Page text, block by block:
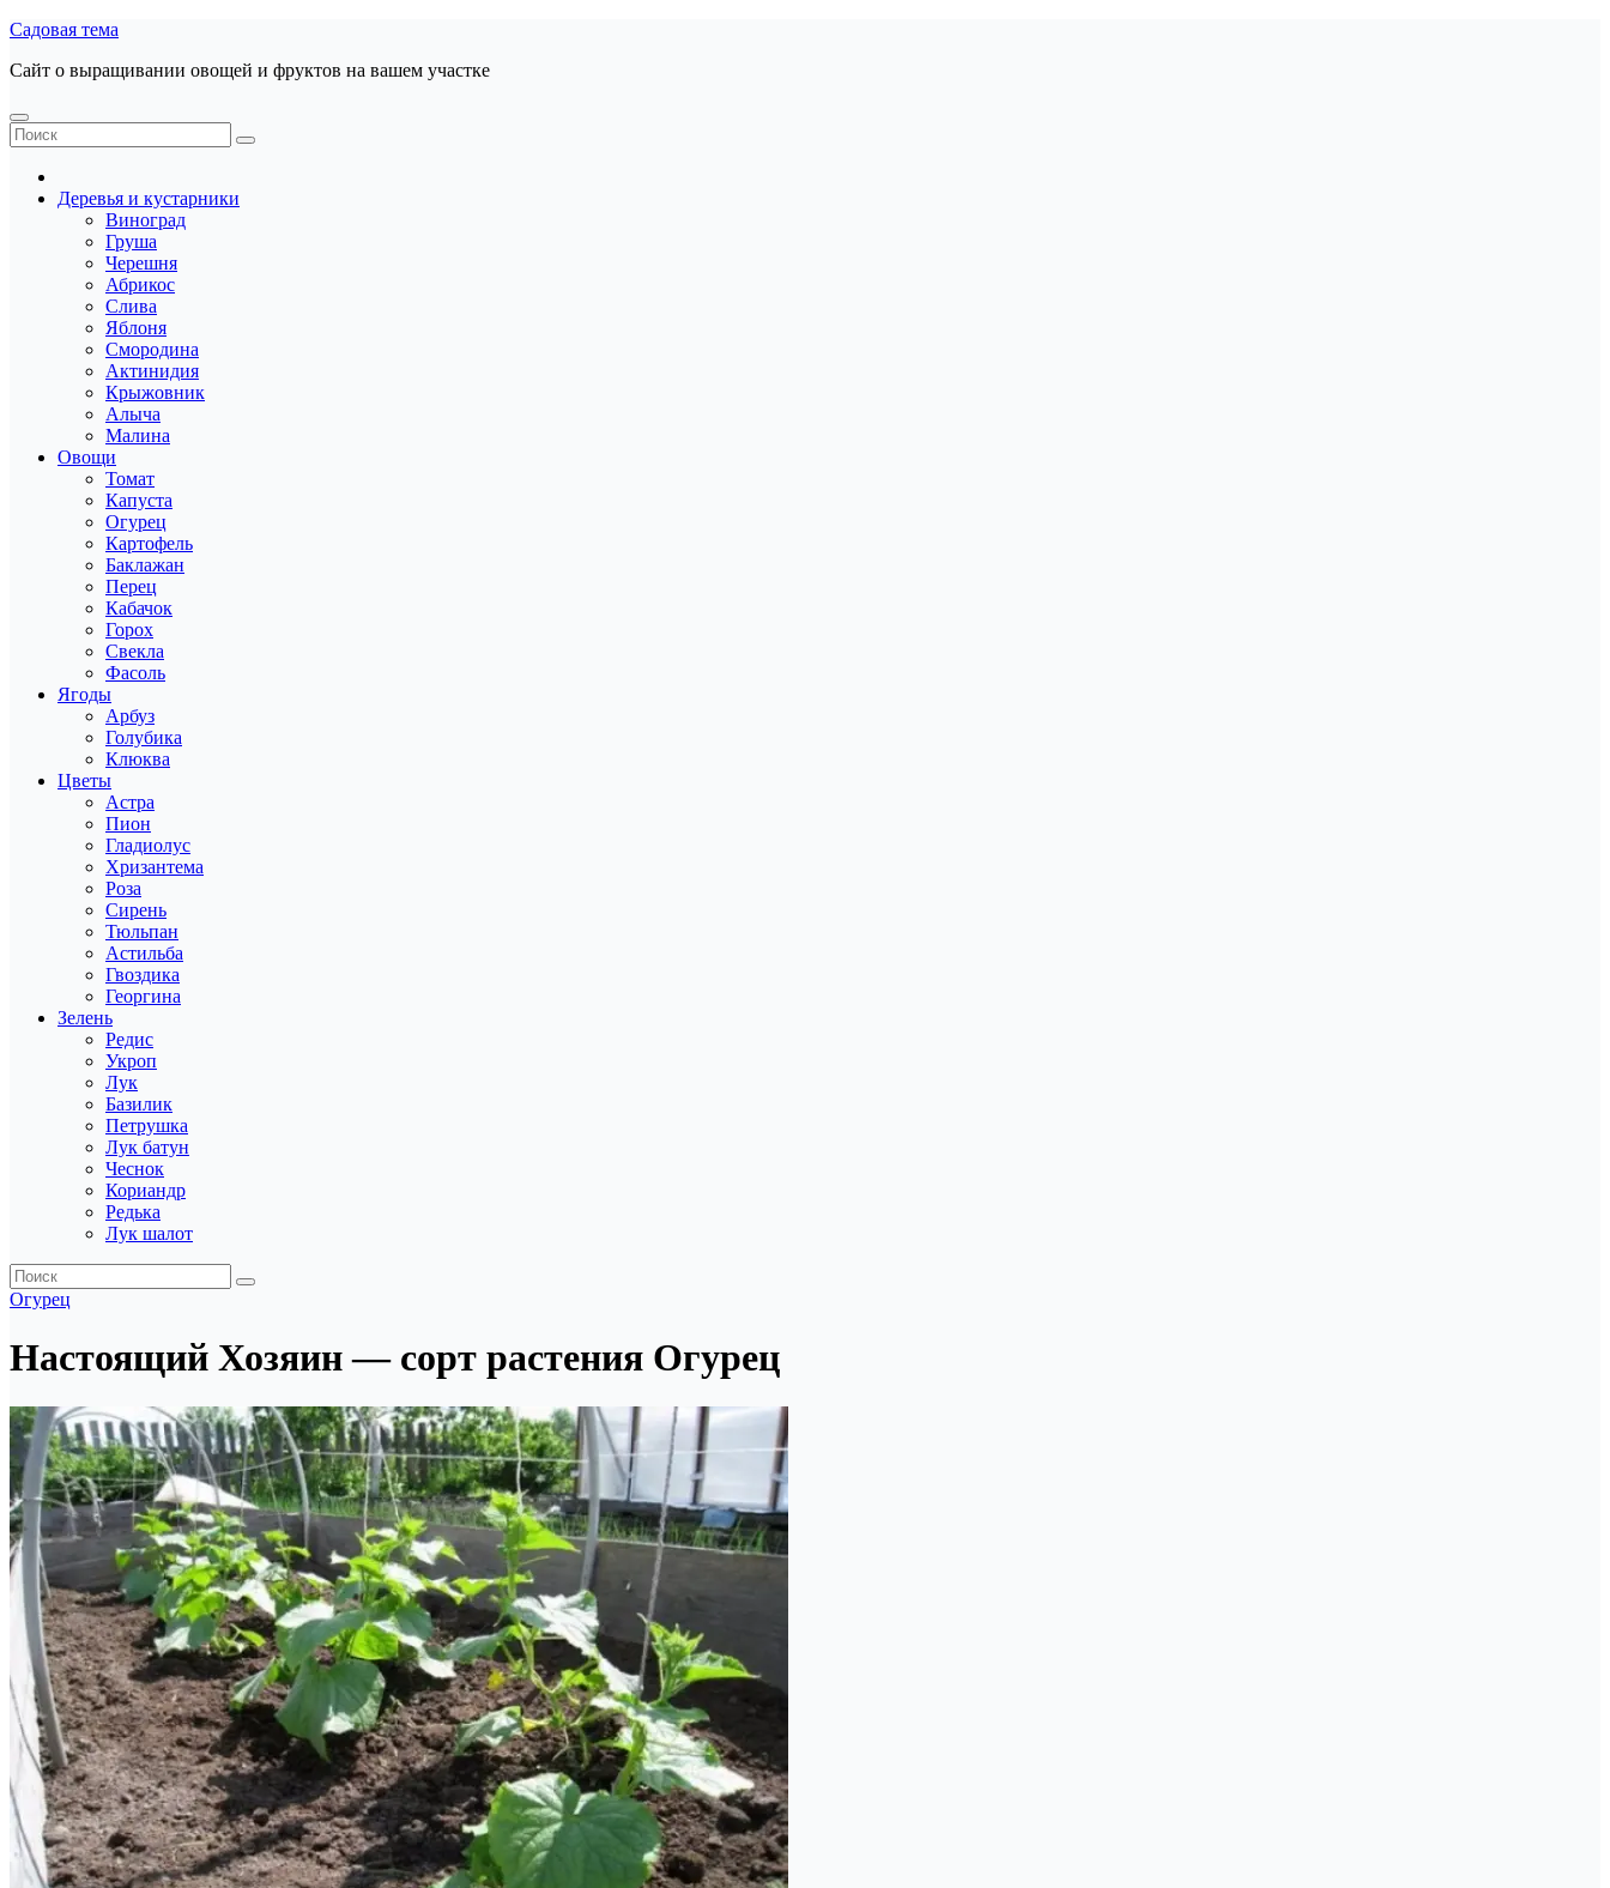
Перейти
содержанию
Садовая тема
Сайт о выращивании овощей и фруктов на вашем участке
Деревья и кустарники
Виноград
Груша
Черешня
Абрикос
Слива
Яблоня
Смородина
Актинидия
Крыжовник
Алыча
Малина
Овощи
Томат
Капуста
Огурец
Картофель
Баклажан
Перец
Кабачок
Горох
Свекла
Фасоль
Ягоды
Арбуз
Голубика
Клюква
Цветы
Астра
Пион
Гладиолус
Хризантема
Роза
Сирень
Тюльпан
Астильба
Гвоздика
Георгина
Зелень
Редис
Укроп
Лук
Базилик
Петрушка
Лук батун
Чеснок
Кориандр
Редька
Лук шалот
Огурец
Настоящий Хозяин — сорт растения Огурец